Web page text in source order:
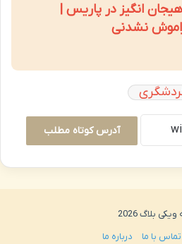
انگیز در پاریس |
نشدنی
آدرس کوتاه مطلب
بلاگ 2026
تماس با ما درباره ما